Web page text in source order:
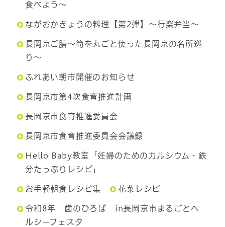
食べよう～
ながおかきょうの料理【第2弾】～行楽弁当～
長岡京ご膳～筍を丸ごと使った長岡京の名所巡
り～
ふれあい朝市開催のお知らせ
長岡京市第4次食育推進計画
長岡京市食育推進委員会
長岡京市食育推進委員会会議録
Hello Baby教室「妊婦のためのカルシウム・鉄
分たっぷりレシピ」
お手軽朝食レシピ集 花菜レシピ
令和8年 歯のひろば in長岡京市まるごとヘ
ルシーフェスタ